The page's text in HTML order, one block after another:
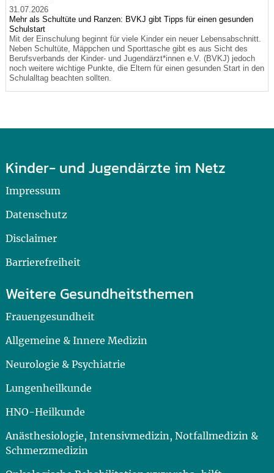
31.07.2026
Mehr als Schultüte und Ranzen: BVKJ gibt Tipps für einen gesunden
Schulstart
Mit der Einschulung beginnt für viele Kinder ein neuer Lebensabschnitt.
Neben Schultüte, Mäppchen und Sporttasche gibt es aus Sicht des
Berufsverbands der Kinder- und Jugendärzt*innen e.V. (BVKJ) jedoch
noch weitere wichtige Punkte, die Eltern für einen gesunden Start in den
Schulalltag beachten sollten.
Kinder- und Jugendärzte im Netz
Impressum
Datenschutz
Disclaimer
Barrierefreiheit
Weitere Gesundheitsthemen
Frauengesundheit
Allgemeine & Innere Medizin
Neurologie & Psychiatrie
Lungenheilkunde
HNO-Heilkunde
Anästhesiologie, Intensivmedizin, Notfallmedizin &
Schmerzmedizin